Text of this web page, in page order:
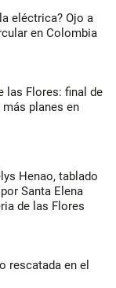
eléctrica? Ojo a
en Colombia
las Flores: final de
planes en
Henao, tablado
Santa Elena
de las Flores
rescatada en el